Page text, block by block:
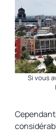
Si vous